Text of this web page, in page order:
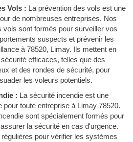
Vols : La prévention des vols est une
de nombreuses entreprises. Nos
vols sont formés pour surveiller vos
suspects et prévenir les
à 78520, Limay. Ils mettent en
efficaces, telles que des
et des rondes de sécurité, pour
les voleurs potentiels.
: La sécurité incendie est une
pour toute entreprise à Limay 78520.
sont spécialement formés pour
la sécurité en cas d'urgence.
pour vérifier les systèmes